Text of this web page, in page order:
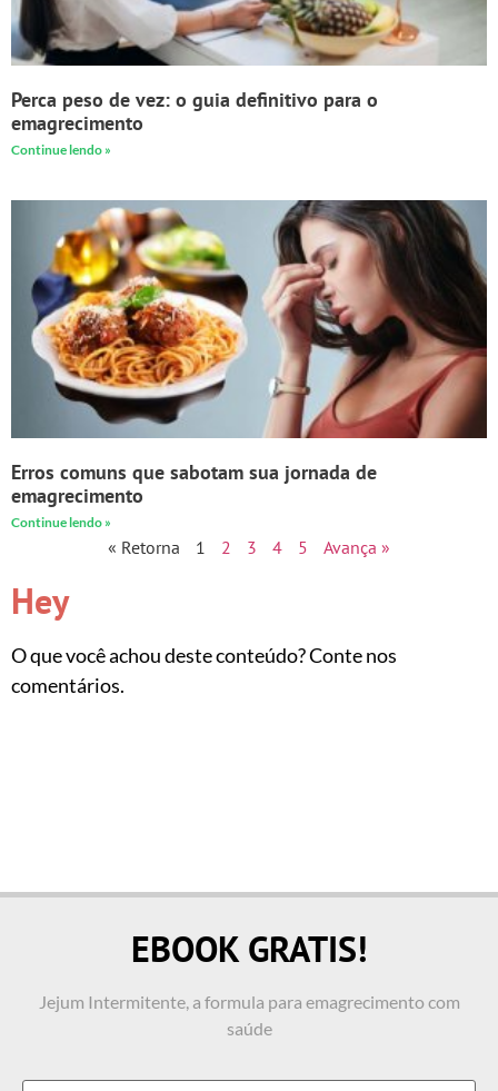
Perca peso de vez: o guia definitivo para o
emagrecimento
Continue lendo »
Erros comuns que sabotam sua jornada de
emagrecimento
Continue lendo »
« Retorna 1 2 3 4 5 Avança »
Hey
O que você achou deste conteúdo? Conte nos
comentários.
EBOOK GRATIS!
Jejum Intermitente, a formula para emagrecimento com
saúde